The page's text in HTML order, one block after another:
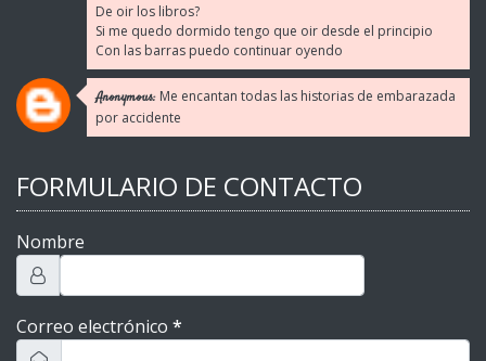
De oir los libros?
Si me quedo dormido tengo que oir desde el principio
Con las barras puedo continuar oyendo
Anonymous: Me encantan todas las historias de embarazada
por accidente
FORMULARIO DE CONTACTO
Nombre
Correo electrónico *